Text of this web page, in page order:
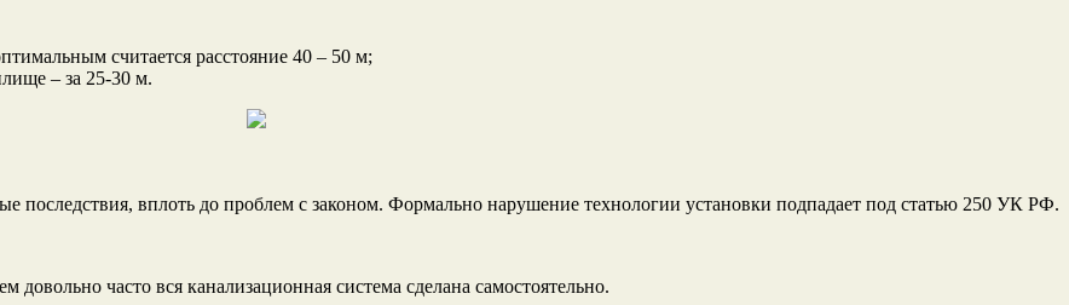
считается расстояние 40 – 50 м;
– за 25-30 м.
последствия, вплоть до проблем с законом. Формально нарушение технологии установки подпадает под статью 250 УК РФ.
часто вся канализационная система сделана самостоятельно.